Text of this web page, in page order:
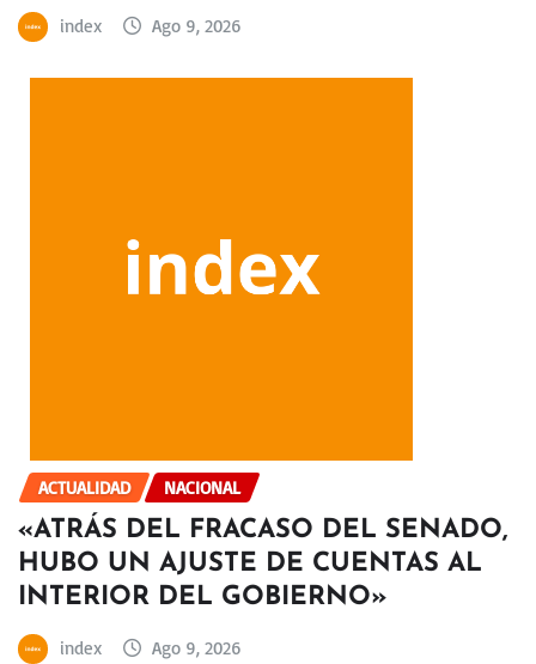
index Ago 9, 2026
ACTUALIDAD NACIONAL
«ATRÁS DEL FRACASO DEL SENADO,
HUBO UN AJUSTE DE CUENTAS AL
INTERIOR DEL GOBIERNO»
index Ago 9, 2026